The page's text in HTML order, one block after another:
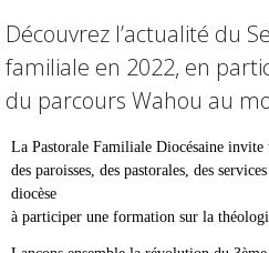
Découvrez l’actualité du
familiale en 2022, en
du parcours Wahou au
La Pastorale Familiale Diocésaine invite
des paroisses, des pastorales, des
diocèse
à participer une formation sur la